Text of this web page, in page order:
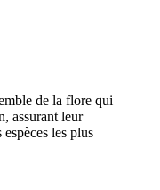
de la flore qui
assurant leur
les plus